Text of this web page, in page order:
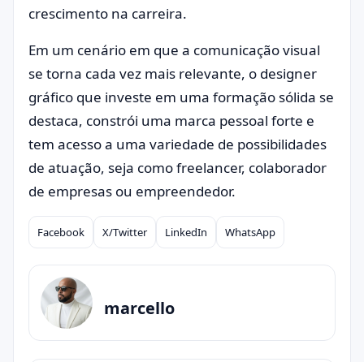
crescimento na carreira.
Em um cenário em que a comunicação visual
se torna cada vez mais relevante, o designer
gráfico que investe em uma formação sólida se
destaca, constrói uma marca pessoal forte e
tem acesso a uma variedade de possibilidades
de atuação, seja como freelancer, colaborador
de empresas ou empreendedor.
Compartilhar
Facebook X/Twitter LinkedIn WhatsApp
marcello